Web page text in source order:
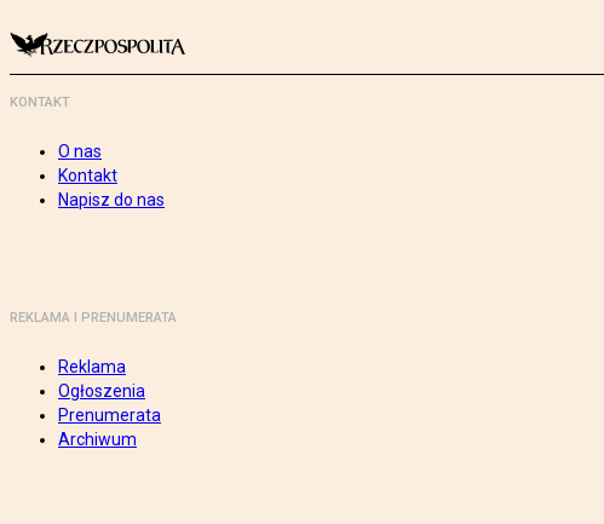
KONTAKT
O nas
Kontakt
Napisz do nas
REKLAMA I PRENUMERATA
Reklama
Ogłoszenia
Prenumerata
Archiwum